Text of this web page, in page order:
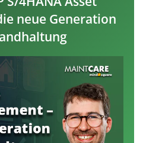
neue Generation